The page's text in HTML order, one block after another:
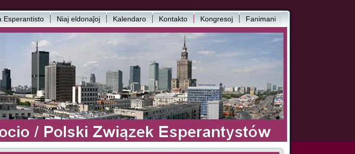
Esperantisto Niaj eldonaĵoj Kalendaro Kontakto Kongresoj Fanimani